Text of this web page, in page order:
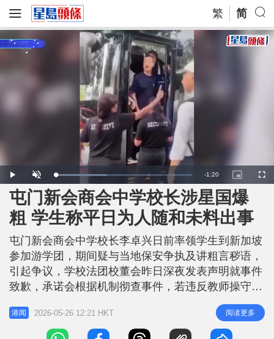
繁 简
P
l
y
U
n
m
e
L
o
a
d
e
d
:
3
1
2
%
R
e
m
n
i
-1:20
P
i
c
t
u
e
-
-
P
i
c
u
r
e
F
u
屯门新会商会中学校长涉星国爆
粗 学生称平日为人随和未料出事
屯门新会商会中学校长李卓兴日前率领学生到新加坡
参加游学团，期间疑与当地保安争执及讲粗言秽语，
引起争议，学校法团校董会昨日深夜发表声明就事件
致歉，承诺会根据机制彻查事件，若违反教师操守或
损害学校声誉，定必严肃处理。多名学生今早返校时
形容校长平日为人随和，甚至经常在早会提醒学生不
要说粗言秽语，对事件感到意外与不恰当。 教员守
港闻 2026-05-26 12:21 HKT 阅读更多